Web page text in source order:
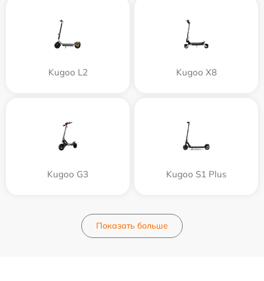
Kugoo L2 Kugoo X8
Kugoo G3 Kugoo S1 Plus
Показать больше